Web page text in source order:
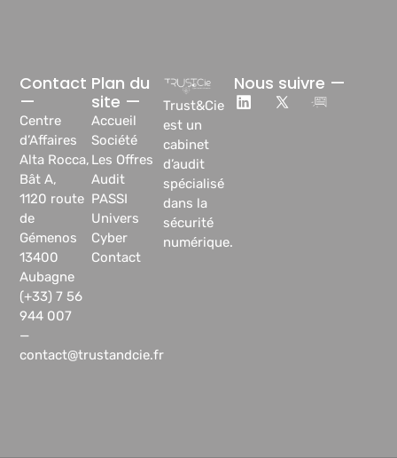
Trust&Cie
est un
cabinet
d’audit
spécialisé
dans la
sécurité
numérique.
Plan du
site —
Accueil
Société
Les Offres
Audit
PASSI
Univers
Cyber
Contact
Contact
—
Centre
d’Affaires
Alta Rocca,
Bât A,
1120 route
de
Gémenos
13400
Aubagne
(+33) 7 56
944 007
—
contact@trustandcie.fr
Nous suivre —